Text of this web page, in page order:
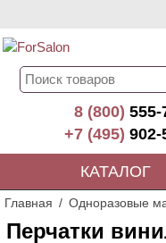
8 (800)555-
+7 (495)902-
КАТАЛОГ
Главная Одноразовые
Перчатки